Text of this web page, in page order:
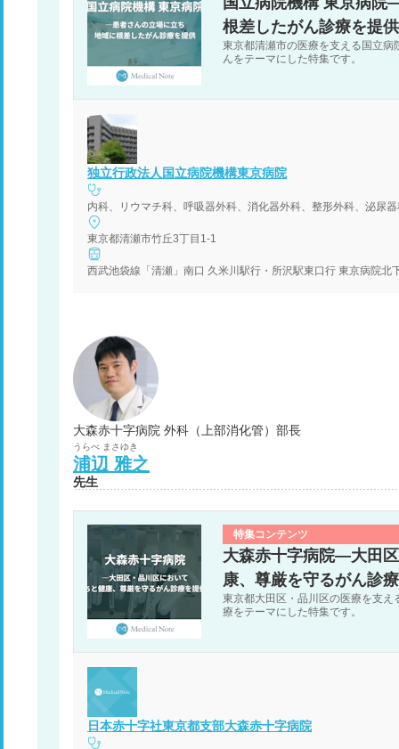
根差したがん診療を提供
東京都清瀬市の医療を支える国立
んをテーマにした特集です。
独立行政法人国立病院機構東京病院
内科、リウマチ科、呼吸器外科、消化器外科、整形外科、泌尿
東京都清瀬市竹丘3丁目1-1
西武池袋線「清瀬」南口 久米川駅行・所沢駅東口行 東京病院
大森赤十字病院 外科（上部消化管）部長
うらべ まさゆき
浦辺 雅之
先生
特集コンテンツ
大森赤十字病院―大田
康、尊厳を守るがん診
東京都大田区・品川区の医療を支
療をテーマにした特集です。
日本赤十字社東京都支部大森赤十字病院